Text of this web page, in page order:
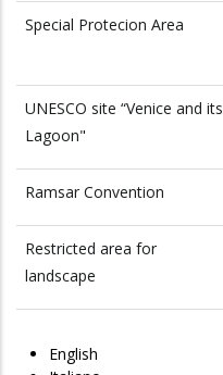
Special Protecion Area
UNESCO site “Venice and its
Lagoon"
Ramsar Convention
Restricted area for
landscape
English